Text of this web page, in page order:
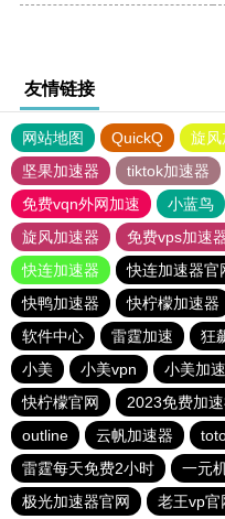
友情链接
网站地图 QuickQ 旋风
坚果加速器
tiktok加速器
免费vqn外网加速
小蓝鸟
旋风加速器
免费vps加速
快连加速器
快连加速器官
快鸭加速器
快柠檬加速器
软件中心
雷霆加速 狂
小美
小美vpn 小美加
快柠檬官网
2023免费加
outline
云帆加速器
雷霆每天免费2小时
一元
极光加速器官网
老王vp官